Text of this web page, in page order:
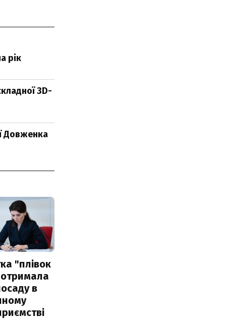
рік
3D-
Довженка
"плівок
в